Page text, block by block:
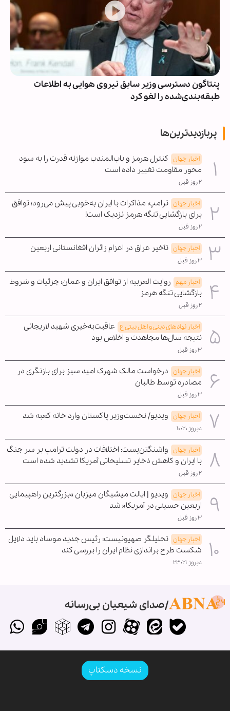
پنتاگون دسترسی وزیر سابق نیروی هوایی به اطلاعات
طبقه‌بندی‌شده را لغو کرد
پربازدیدترین‌ها
اخبار جهان کنترل هرمز و باب‌المندب موازنه قدرت را به سود
محور مقاومت تغییر داده است
۲ روز قبل
اخبار جهان ترامپ: مذاکرات با ایران به‌خوبی پیش می‌رود؛ توافق
برای بازگشایی تنگه هرمز نزدیک است!
۲ روز قبل
اخبار جهان تأخیر عراق در اعزام زائران افغانستانی اربعین
۳ روز قبل
اخبار مهم روایت العربیه از توافق ایران و عمان؛ جزئیات و شروط
بازگشایی تنگه هرمز
۲ روز قبل
اخبار نهادهای دینی و اهل بیتی ع عاقبت‌به‌خیری شهید لاریجانی
نتیجه سال‌ها مجاهدت و اخلاص بود
۳ روز قبل
اخبار جهان درخواست مالک شهرک امید سبز برای بازنگری در
مصادره توسط طالبان
۳ روز قبل
اخبار جهان ویدیو/ نخست‌وزیر پاکستان وارد خانه کعبه شد
دیروز ۱۰:۲۰
اخبار جهان واشنگتن‌پست: اختلافات در دولت ترامپ بر سر جنگ
با ایران و کاهش ذخایر تسلیحاتی آمریکا تشدید شده است
۲ روز قبل
اخبار جهان ویدیو | ایالت میشیگان میزبان »بزرگترین راهپیمایی
اربعین حسینی در آمریکا« شد
۳ روز قبل
اخبار جهان تحلیلگر صهیونیست: رئیس جدید موساد باید دلایل
شکست طرح براندازی نظام ایران را بررسی کند
دیروز ۲۳:۲۱
صدای شیعیان بی‌رسانه
نسخه دسکتاپ